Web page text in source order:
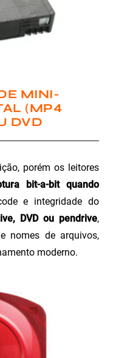
MINI-
(MP4
DVD
porém os leitores
bit-a-bit quando
e integridade do
DVD ou pendrive,
nomes de arquivos,
moderno.